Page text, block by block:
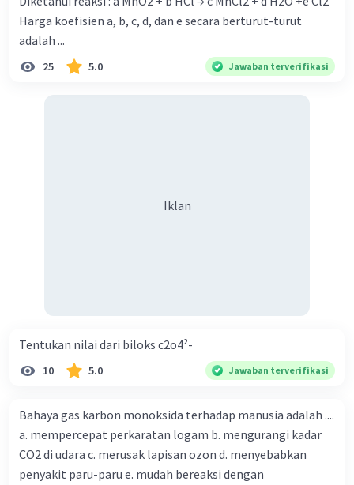
Harga koefisien a, b, c, d, dan e secara berturut-turut
adalah ...
25 5.0 Jawaban terverifikasi
Iklan
Tentukan nilai dari biloks c2o4²-
10 5.0 Jawaban terverifikasi
Bahaya gas karbon monoksida terhadap manusia adalah ....
a. mempercepat perkaratan logam b. mengurangi kadar
CO2 di udara c. merusak lapisan ozon d. menyebabkan
penyakit paru-paru e. mudah bereaksi dengan